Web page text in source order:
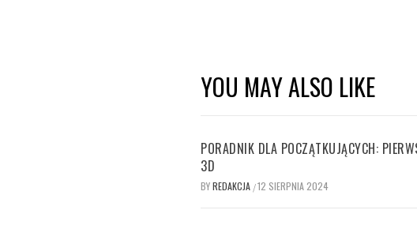
YOU MAY ALSO LIKE
PORADNIK DLA POCZĄTKUJĄCYCH:
3D
BYREDAKCJA /12 SIERPNIA 2024